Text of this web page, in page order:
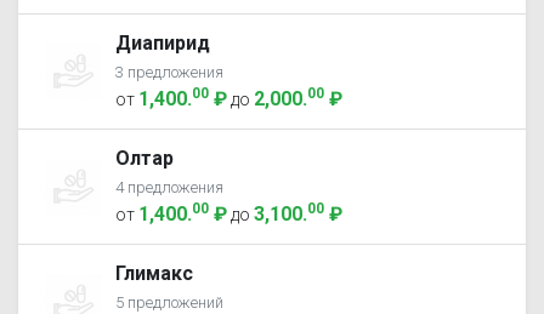
Диапирид
3 предложения
от 1,400.00 ₽ до 2,000.00 ₽
Олтар
4 предложения
от 1,400.00 ₽ до 3,100.00 ₽
Глимакс
5 предложений